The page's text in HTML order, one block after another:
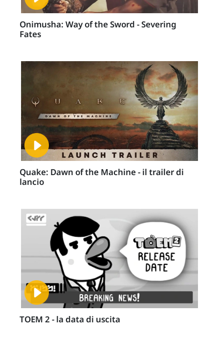
Onimusha: Way of the Sword - Severing
Fates
Quake: Dawn of the Machine - il trailer di
lancio
TOEM 2 - la data di uscita